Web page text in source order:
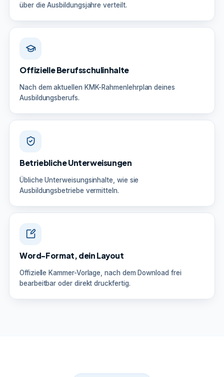
über die Ausbildungsjahre verteilt.
Offizielle Berufsschulinhalte
Nach dem aktuellen KMK-Rahmenlehrplan deines
Ausbildungsberufs.
Betriebliche Unterweisungen
Übliche Unterweisungsinhalte, wie sie
Ausbildungsbetriebe vermitteln.
Word-Format, dein Layout
Offizielle Kammer-Vorlage, nach dem Download frei
bearbeitbar oder direkt druckfertig.